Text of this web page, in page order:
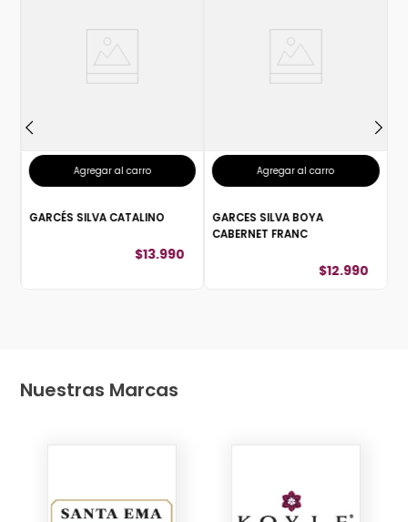
Agregar al carro
GARCÉS SILVA CATALINO
$13.990
Agregar al carro
GARCES SILVA BOYA
CABERNET FRANC
$12.990
Nuestras Marcas